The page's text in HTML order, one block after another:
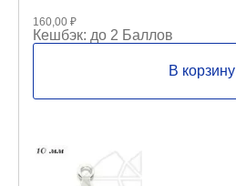
160,00 ₽
Кешбэк: до 2 Баллов
В корзину